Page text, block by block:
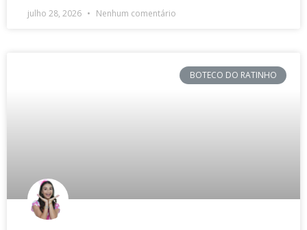
julho 28, 2026 Nenhum comentário
BOTECO DO RATINHO